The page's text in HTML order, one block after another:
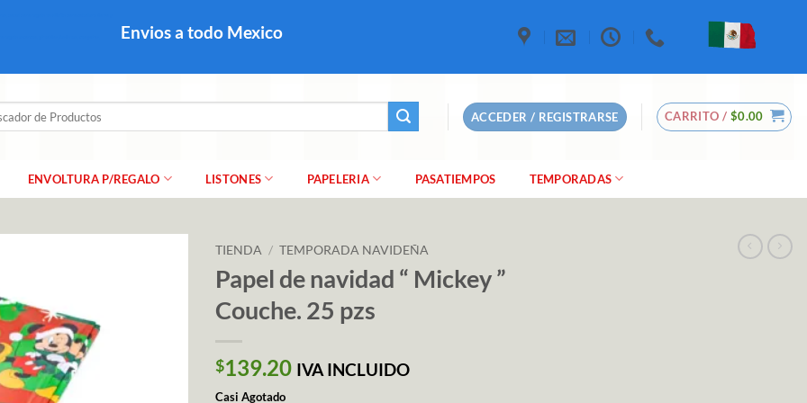
Envios a todo Mexico
ACCEDER / REGISTRARSE CARRITO / $0.00
ENVOLTURA P/REGALO LISTONES PAPELERIA PASATIEMPOS TEMPORADAS
TIENDA / TEMPORADA NAVIDEÑA
Papel de navidad “ Mickey ”
Couche. 25 pzs
$139.20 IVA INCLUIDO
Casi Agotado